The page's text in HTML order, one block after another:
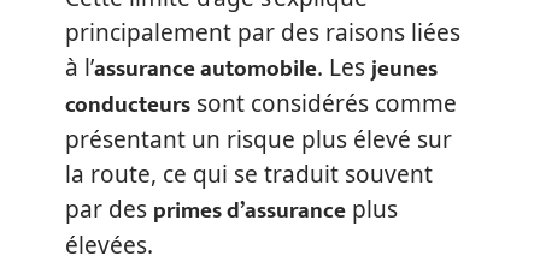
principalement par des raisons liées
à l’assurance automobile. Lesjeunes
conducteurs sont considérés comme
présentant un risque plus élevé sur
la route, ce qui se traduit souvent
par des primes d’assurance plus
élevées.